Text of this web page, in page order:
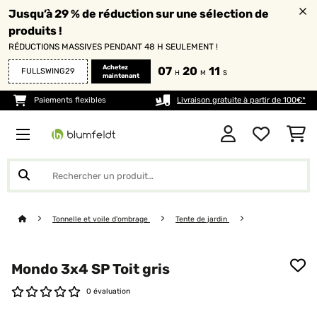
Jusqu’à 29 % de réduction sur une sélection de
produits !
RÉDUCTIONS MASSIVES PENDANT 48 H SEULEMENT !
FULLSWING29
Achetez
maintenant
07 H 20 M 11 S
Paiements flexibles Livraison gratuite à partir de 100€*
Tonnelle et voile d'ombrage Tente de jardin
Mondo 3x4 SP Toit gris
0 évaluation